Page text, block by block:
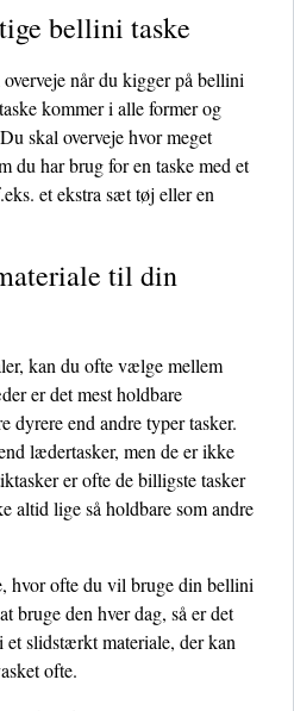
bellini taske
når du kigger på bellini
kommer i alle former og
skal overveje hvor meget
du har brug for en taske med et
et ekstra sæt tøj eller en
til din
kan du ofte vælge mellem
er det mest holdbare
dyrere end andre typer tasker.
lædertasker, men de er ikke
er ofte de billigste tasker
altid lige så holdbare som andre
hvor ofte du vil bruge din bellini
bruge den hver dag, så er det
slidstærkt materiale, der kan
ofte.